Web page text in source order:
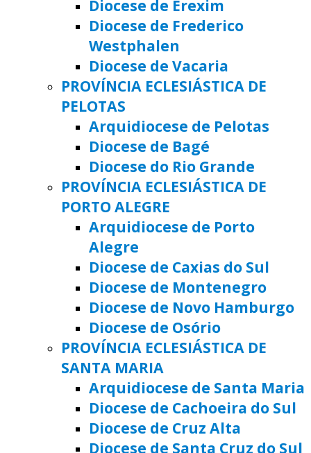
Diocese de Erexim
Diocese de Frederico
Westphalen
Diocese de Vacaria
PROVÍNCIA ECLESIÁSTICA DE
PELOTAS
Arquidiocese de Pelotas
Diocese de Bagé
Diocese do Rio Grande
PROVÍNCIA ECLESIÁSTICA DE
PORTO ALEGRE
Arquidiocese de Porto
Alegre
Diocese de Caxias do Sul
Diocese de Montenegro
Diocese de Novo Hamburgo
Diocese de Osório
PROVÍNCIA ECLESIÁSTICA DE
SANTA MARIA
Arquidiocese de Santa Maria
Diocese de Cachoeira do Sul
Diocese de Cruz Alta
Diocese de Santa Cruz do Sul